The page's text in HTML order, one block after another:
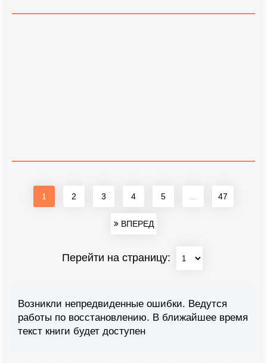
1 2 3 4 5 47
ВПЕРЕД
Перейти на страницу:
Возникли непредвиденные ошибки. Ведутся
работы по восстановлению. В ближайшее время
текст книги будет доступен